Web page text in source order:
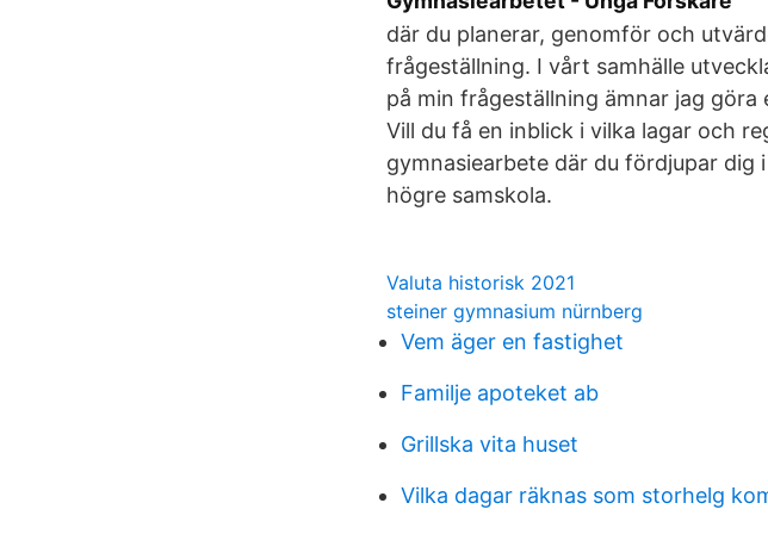
där du planerar, genomför och
frågeställning. I vårt samhälle
på min frågeställning ämnar jag
Vill du få en inblick i vilka lagar och
gymnasiearbete där du fördjupar
högre samskola.
Valuta historisk 2021
steiner gymnasium nürnberg
Vem äger en fastighet
Familje apoteket ab
Grillska vita huset
Vilka dagar räknas som storhelg